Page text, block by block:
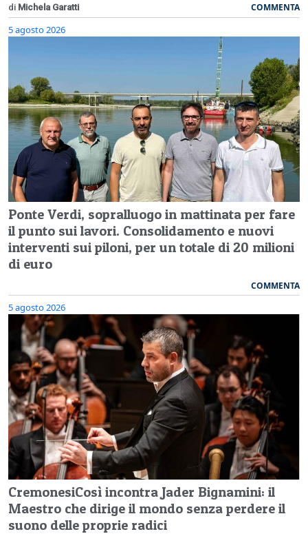
di Michela Garatti COMMENTA
5 agosto 2026
Ponte Verdi, sopralluogo in mattinata per fare
il punto sui lavori. Consolidamento e nuovi
interventi sui piloni, per un totale di 20 milioni
di euro
COMMENTA
5 agosto 2026
CremonesiCosì incontra Jader Bignamini: il
Maestro che dirige il mondo senza perdere il
suono delle proprie radici